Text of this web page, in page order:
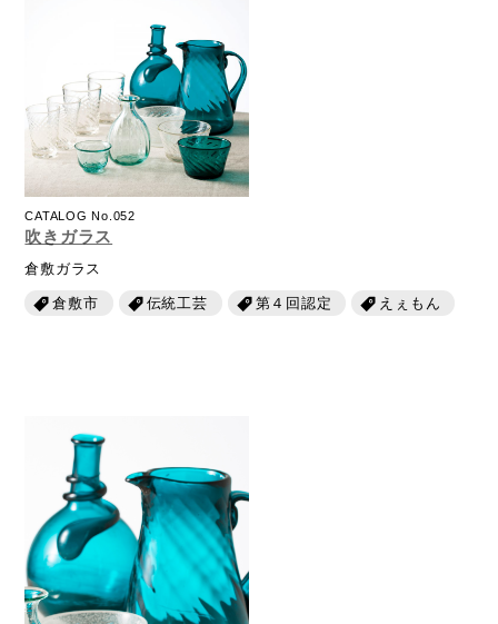
CATALOG No.052
吹きガラス
倉敷ガラス
倉敷市 伝統工芸 第４回認定 えぇもん